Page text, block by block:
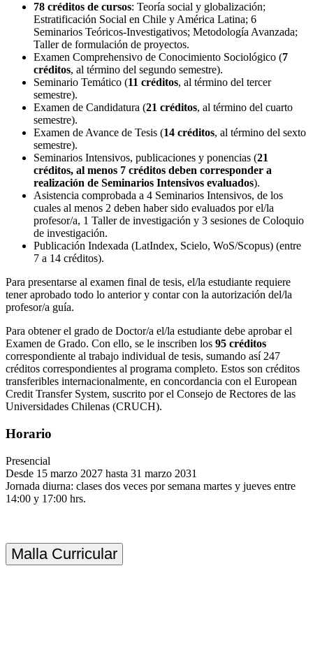
78 créditos de cursos: Teoría social y globalización;
Estratificación Social en Chile y América Latina; 6
Seminarios Teóricos-Investigativos; Metodología Avanzada;
Taller de formulación de proyectos.
Examen Comprehensivo de Conocimiento Sociológico (7
créditos, al término del segundo semestre).
Seminario Temático (11 créditos, al término del tercer
semestre).
Examen de Candidatura (21 créditos, al término del cuarto
semestre).
Examen de Avance de Tesis (14 créditos, al término del sexto
semestre).
Seminarios Intensivos, publicaciones y ponencias (21
créditos, al menos 7 créditos deben corresponder a
realización de Seminarios Intensivos evaluados).
Asistencia comprobada a 4 Seminarios Intensivos, de los
cuales al menos 2 deben haber sido evaluados por el/la
profesor/a, 1 Taller de investigación y 3 sesiones de Coloquio
de investigación.
Publicación Indexada (LatIndex, Scielo, WoS/Scopus) (entre
7 a 14 créditos).
Para presentarse al examen final de tesis, el/la estudiante requiere
tener aprobado todo lo anterior y contar con la autorización del/la
profesor/a guía.
Para obtener el grado de Doctor/a el/la estudiante debe aprobar el
Examen de Grado. Con ello, se le inscriben los 95 créditos
correspondiente al trabajo individual de tesis, sumando así 247
créditos correspondientes al programa completo. Estos son créditos
transferibles internacionalmente, en concordancia con el European
Credit Transfer System, suscrito por el Consejo de Rectores de las
Universidades Chilenas (CRUCH).
Horario
Presencial
Desde 15 marzo 2027 hasta 31 marzo 2031
Jornada diurna: clases dos veces por semana martes y jueves entre
14:00 y 17:00 hrs.
Malla Curricular